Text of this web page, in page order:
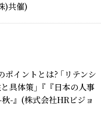
)共催)
ポイントとは? ｢リテンシ
具体策｣『『日本の人事
-』(株式会社HRビジョ